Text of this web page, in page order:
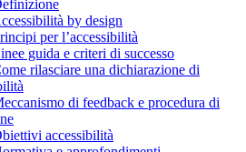
by design
per l’accessibilità
guida e criteri di successo
rilasciare una dichiarazione di
di feedback e procedura di
accessibilità